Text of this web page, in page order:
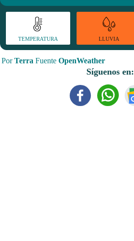
TEMPERATURA LLUVIA
PorTerra Fuente OpenWeather
Síguenos en: